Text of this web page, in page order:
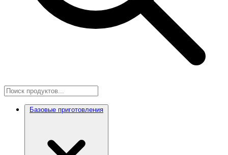
Базовые приготовления